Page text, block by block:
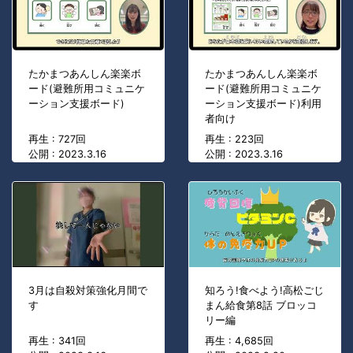
たかまつあんしん楽楽ボ
ード(避難所用コミュニケ
ーション支援ボード)
再生 : 727回
公開 : 2023.3.16
たかまつあんしん楽楽ボ
ード(避難所用コミュニケ
ーション支援ボード)利用
者向け
再生 : 223回
公開 : 2023.3.16
3月は自殺対策強化月間で
す
再生 : 341回
知ろう!食べよう!高松ごじ
まん給食第8話 ブロッコ
リー編
再生 : 4,685回